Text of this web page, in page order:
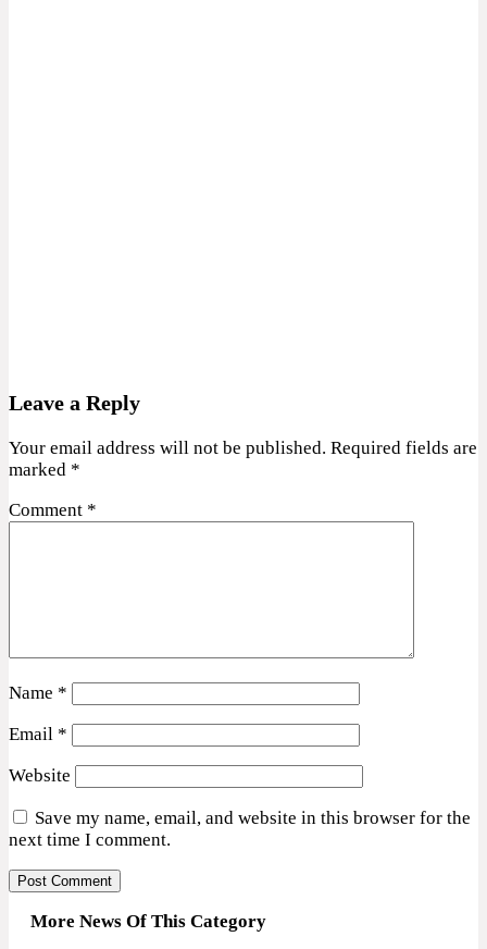
Leave a Reply
Your email address will not be published. Required fields are
marked *
Comment *
Name *
Email *
Website
Save my name, email, and website in this browser for the
next time I comment.
More News Of This Category